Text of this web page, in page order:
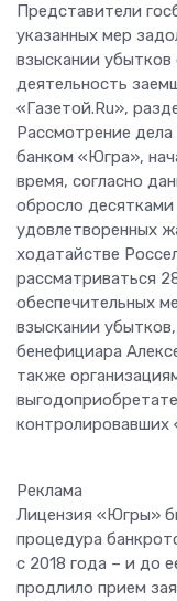
Представители
указанных мер
взыскании
деятельность
«Газетой.Ru»,
Рассмотрение
банком «Югра»,
время, согласно
обросло десятками
удовлетворенных
ходатайстве
рассматриваться
обеспечительных
взыскании
бенефициара
также
контролировавших
Реклама
Лицензия «Югры»
процедура
с 2018 года – и до
продлило прием